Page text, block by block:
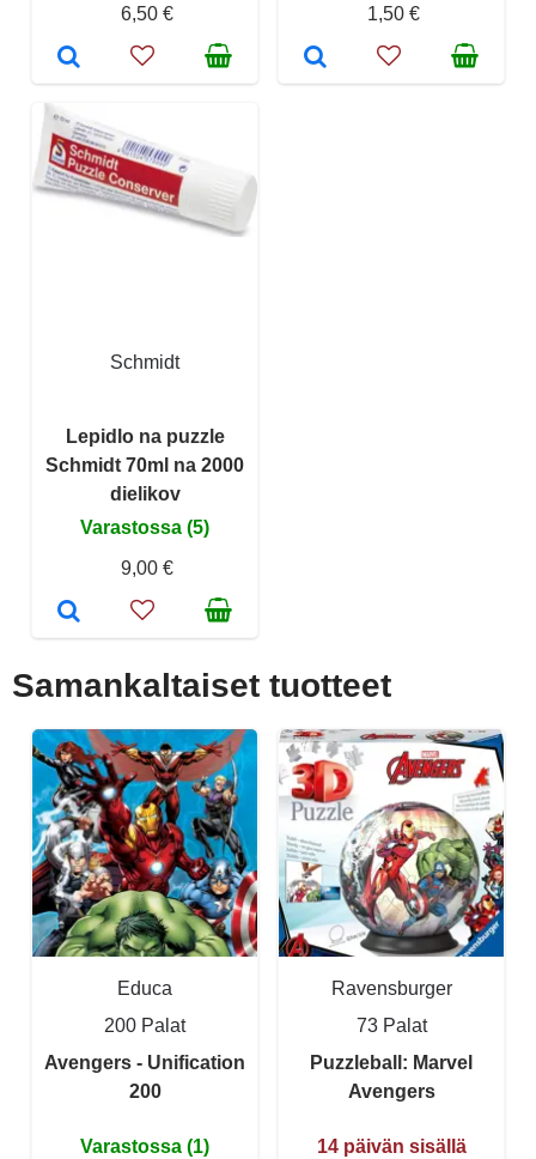
6,50 €
1,50 €
Schmidt
Lepidlo na puzzle
Schmidt 70ml na 2000
dielikov
Varastossa (5)
9,00 €
Samankaltaiset tuotteet
Educa
200 Palat
Avengers - Unification
200
Varastossa (1)
Ravensburger
73 Palat
Puzzleball: Marvel
Avengers
14 päivän sisällä